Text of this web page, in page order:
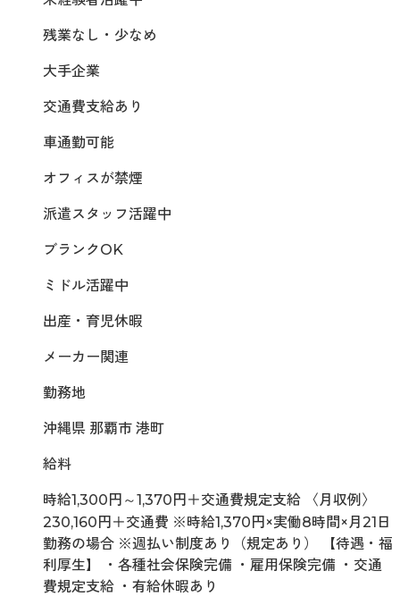
残業なし・少なめ
大手企業
交通費支給あり
車通勤可能
オフィスが禁煙
派遣スタッフ活躍中
ブランクOK
ミドル活躍中
出産・育児休暇
メーカー関連
勤務地
沖縄県 那覇市 港町
給料
時給1,300円～1,370円＋交通費規定支給 〈月収例〉
230,160円＋交通費 ※時給1,370円×実働8時間×月21日
勤務の場合 ※週払い制度あり（規定あり） 【待遇・福
利厚生】 ・各種社会保険完備 ・雇用保険完備 ・交通
費規定支給 ・有給休暇あり